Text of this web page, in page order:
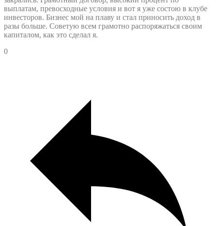
выплатам, превосходные условия и вот я уже состою в клубе
инвесторов. Бизнес мой на плаву и стал приносить доход в
разы больше. Советую всем грамотно распоряжаться своим
капиталом, как это сделал я.
0